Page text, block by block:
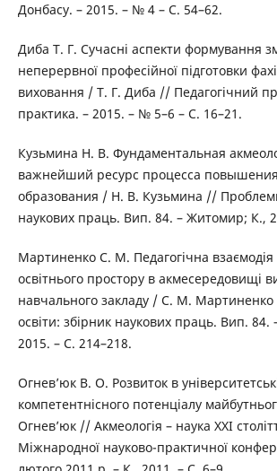
Донбасу. – 2015. – № 4 – С. 54–62.
Диба Т. Г. Сучасні аспекти формування
неперервної професійної підготовки
виховання / Т. Г. Диба // Педагогічний
практика. – 2015. – № 5–6 – С. 16–21.
Кузьмина Н. В. Фундаментальная
важнейший ресурс процесса
образования / Н. В. Кузьмина //
наукових праць. Вип. 84. – Житомир; К.,
Мартиненко С. М. Педагогічна взаємодія
освітнього простору в акмесередовищі
навчального закладу / С. М.
освіти: збірник наукових праць. Вип.
2015. – С. 214–218.
Огнев’юк В. О. Розвиток в
компетентнісного потенціалу
Огнев’юк // Акмеологія – наука ХХІ
Міжнародної науково-практичної